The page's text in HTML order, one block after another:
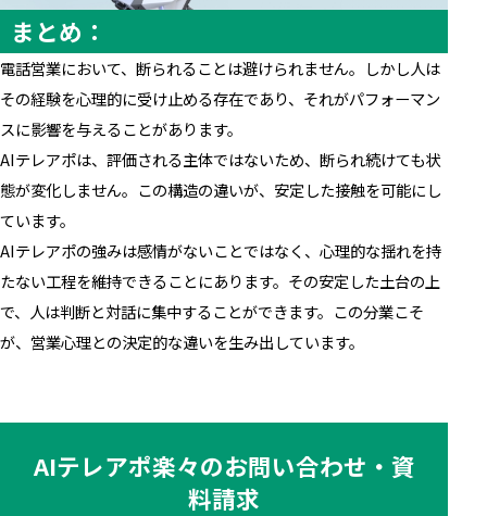
まとめ：
電話営業において、断られることは避けられません。しかし人は
その経験を心理的に受け止める存在であり、それがパフォーマン
スに影響を与えることがあります。
AIテレアポは、評価される主体ではないため、断られ続けても状
態が変化しません。この構造の違いが、安定した接触を可能にし
ています。
AIテレアポの強みは感情がないことではなく、心理的な揺れを持
たない工程を維持できることにあります。その安定した土台の上
で、人は判断と対話に集中することができます。この分業こそ
が、営業心理との決定的な違いを生み出しています。
AIテレアポ楽々のお問い合わせ・資
料請求